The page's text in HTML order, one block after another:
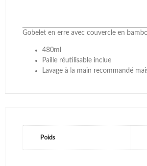
Gobelet en erre avec couvercle en
480ml
Paille réutilisable inclue
Lavage à la main recommandé
Poids